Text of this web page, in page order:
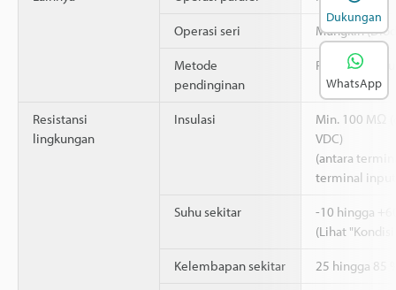
Operasi seri Mungkin
Metode
pendinginan
Pendinginan
Resistansi
lingkungan
Insulasi
Min. 100 MΩ
VDC)
(antara
terminal input
Suhu sekitar
-10 hingga
(Lihat
Kelembapan sekitar 25 hingga 85
Dukungan
WhatsApp